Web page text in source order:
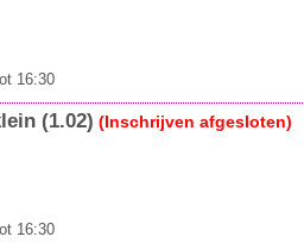
16:30
(1.02) (Inschrijven afgesloten)
16:30